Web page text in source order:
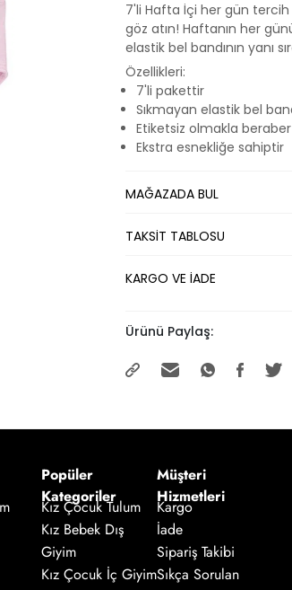
7'li Hafta İçi her gün tercih
göz atın! Haftanın her
elastik bel bandının yanı
Özellikleri:
7'li pakettir
Sıkmayan elastik bel
Etiketsiz olmakla
Ekstra esnekliğe sahiptir
MAĞAZADA BUL
TAKSİT TABLOSU
KARGO VE İADE
Ürünü Paylaş:
Popüler
Kategoriler
Kız Çocuk Tulum
Kız Bebek Dış
Giyim
Kız Çocuk İç Giyim
Müşteri
Hizmetleri
Kargo
İade
Sipariş Takibi
Sıkça Sorulan